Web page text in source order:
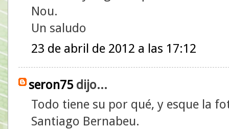
Nou.
Un saludo
23 de abril de 2012 a las 17:12
seron75dijo...
Todo tiene su por qué, y esque la
Santiago Bernabeu.